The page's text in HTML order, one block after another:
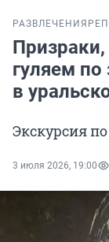
РАЗВЛЕЧЕНИЯ
гуляем
в
Экскурсия
3 июля 2026, 19:00